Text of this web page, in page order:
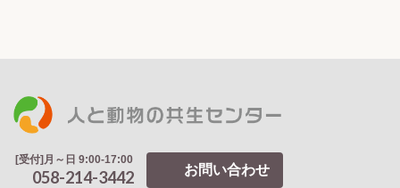
[受付]月～日 9:00-17:00
058-214-3442 お問い合わせ